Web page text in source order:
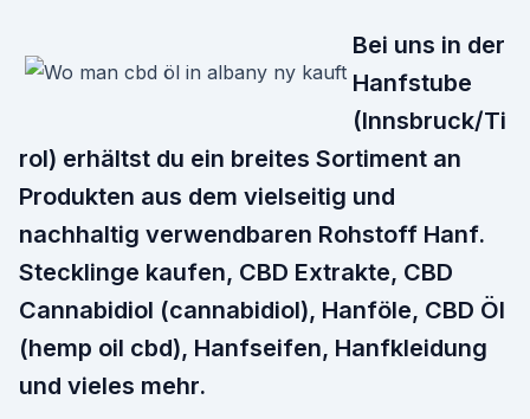
Bei uns in der
Hanfstube
(Innsbruck/Ti
rol) erhältst du ein breites Sortiment an
Produkten aus dem vielseitig und
nachhaltig verwendbaren Rohstoff Hanf.
Stecklinge kaufen, CBD Extrakte, CBD
Cannabidiol (cannabidiol), Hanföle, CBD Öl
(hemp oil cbd), Hanfseifen, Hanfkleidung
und vieles mehr.